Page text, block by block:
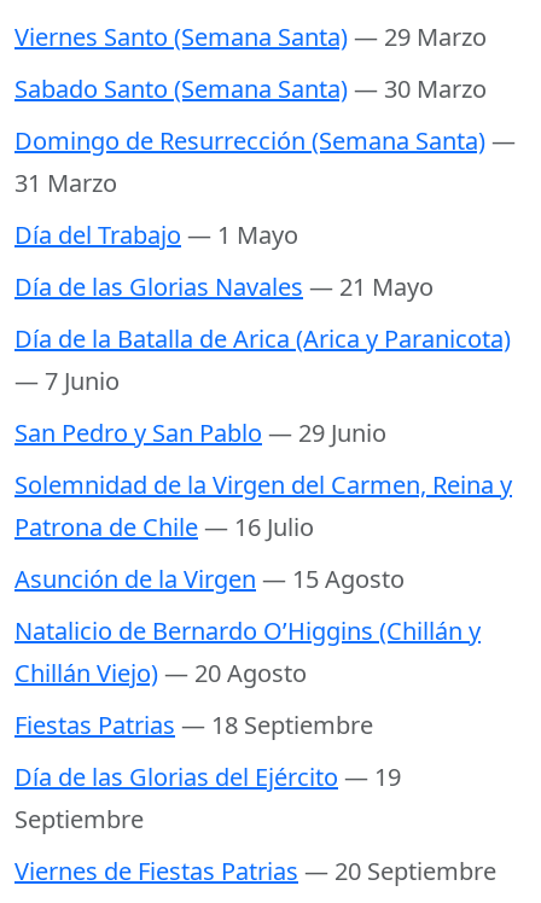
Viernes Santo (Semana Santa)— 29 Marzo
Sabado Santo (Semana Santa)— 30 Marzo
Domingo de Resurrección (Semana Santa)—
31 Marzo
Día del Trabajo — 1 Mayo
Día de las Glorias Navales — 21 Mayo
Día de la Batalla de Arica (Arica y Paranicota)
— 7 Junio
San Pedro y San Pablo — 29 Junio
Solemnidad de la Virgen del Carmen, Reina y
Patrona de Chile— 16 Julio
Asunción de la Virgen — 15 Agosto
Natalicio de Bernardo O’Higgins (Chillán y
Chillán Viejo)— 20 Agosto
Fiestas Patrias — 18 Septiembre
Día de las Glorias del Ejército — 19
Septiembre
Viernes de Fiestas Patrias — 20 Septiembre